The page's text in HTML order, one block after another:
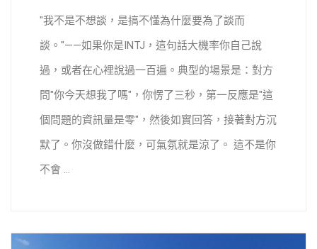
"我不是不想談，是搞不懂為什麼要為了談而
談。"——如果你是INTJ，這句話大機率你自己說
過，或者在心裡說過一百遍。典型的場景是：對方
問"你今天想我了嗎"，你愣了三秒，第一反應是"這
個問題的資訊量是零"，然後如實回答，接著對方沉
默了。你沒做錯什麼，可氣氛就是涼了。 這不是你
不會 ...